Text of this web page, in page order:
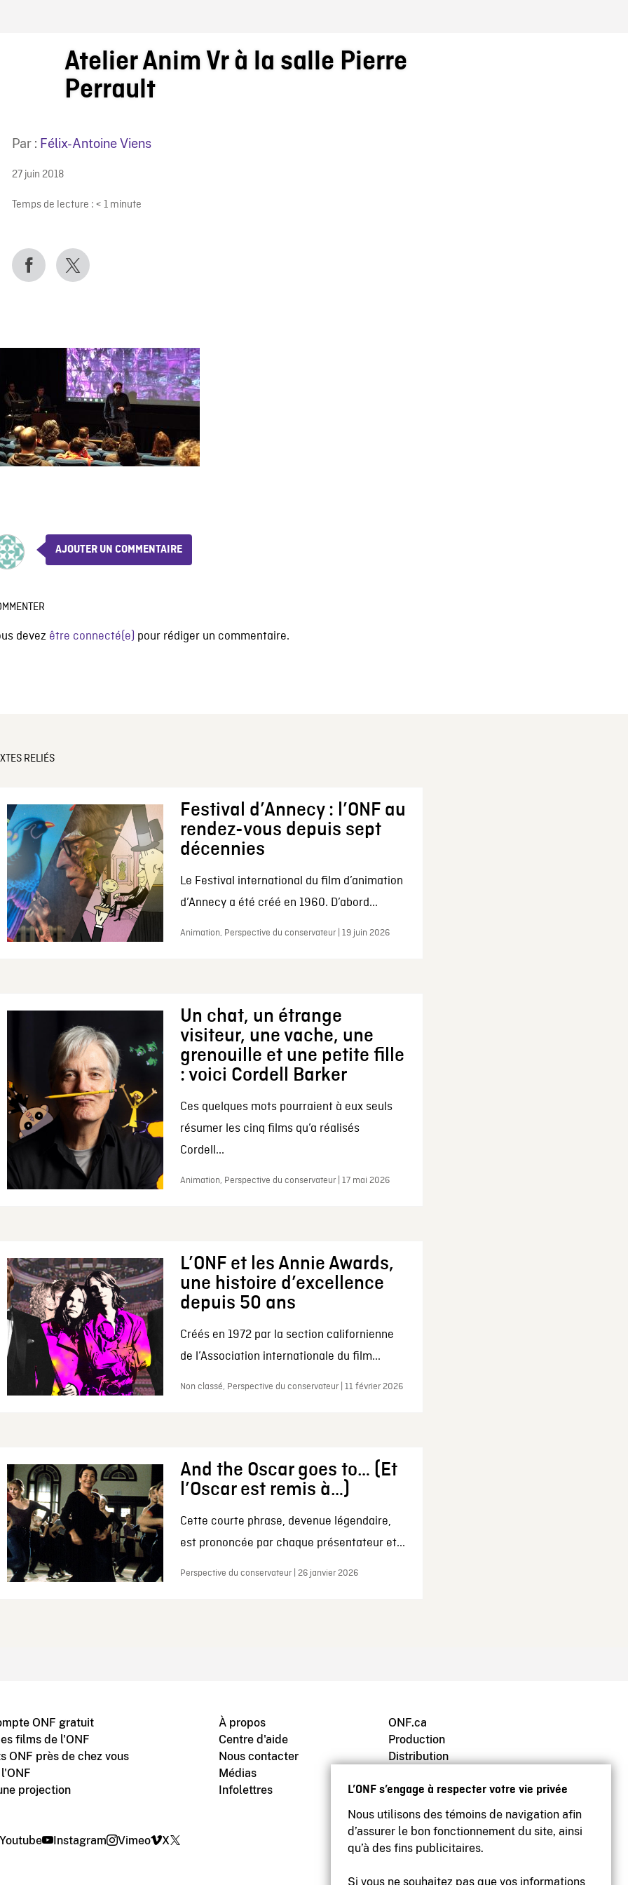
L’ONF s’engage à respecter votre vie privée
Nous utilisons des témoins de navigation afin
d’assurer le bon fonctionnement du site, ainsi
qu’à des fins publicitaires.
Si vous ne souhaitez pas que vos informations
ONF
Atelier Anim Vr à la salle Pierre
Perrault
Par : Félix-Antoine Viens
27 juin 2018
Temps de lecture : < 1 minute
AJOUTER UN COMMENTAIRE
devez être connecté(e) pour rédiger un commentaire.
RELIÉS
Festival d’Annecy : l’ONF au
rendez-vous depuis sept
décennies
Le Festival international du film d’animation
d’Annecy a été créé en 1960. D’abord...
Animation, Perspective du conservateur | 19 juin 2026
Un chat, un étrange
visiteur, une vache, une
grenouille et une petite fille
: voici Cordell Barker
Ces quelques mots pourraient à eux seuls
résumer les cinq films qu’a réalisés
Cordell...
Animation, Perspective du conservateur | 17 mai 2026
L’ONF et les Annie Awards,
une histoire d’excellence
depuis 50 ans
Créés en 1972 par la section californienne
de l’Association internationale du film...
Non classé, Perspective du conservateur | 11 février 2026
And the Oscar goes to… (Et
l’Oscar est remis à…)
Cette courte phrase, devenue légendaire,
est prononcée par chaque présentateur et...
Perspective du conservateur | 26 janvier 2026
ONF gratuit
films de l'ONF
ONF près de chez vous
projection
À propos
Centre d'aide
Nous contacter
Médias
Infolettres
ONF.ca
Production
Distribution
Archives
Youtube Instagram Vimeo X